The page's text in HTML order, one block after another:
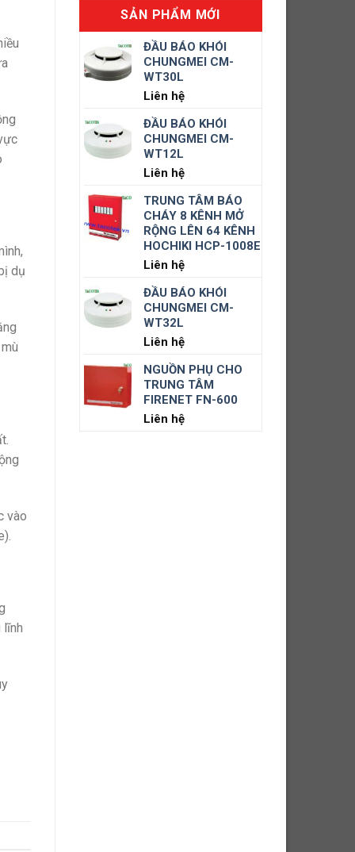
dụ
vào
lĩnh
SẢN PHẨM MỚI
ĐẦU BÁO KHÓI
CHUNGMEI CM-
WT30L
Liên hệ
ĐẦU BÁO KHÓI
CHUNGMEI CM-
WT12L
Liên hệ
TRUNG TÂM BÁO
CHÁY 8 KÊNH MỞ
RỘNG LÊN 64 KÊNH
HOCHIKI HCP-1008E
Liên hệ
ĐẦU BÁO KHÓI
CHUNGMEI CM-
WT32L
Liên hệ
NGUỒN PHỤ CHO
TRUNG TÂM
FIRENET FN-600
Liên hệ